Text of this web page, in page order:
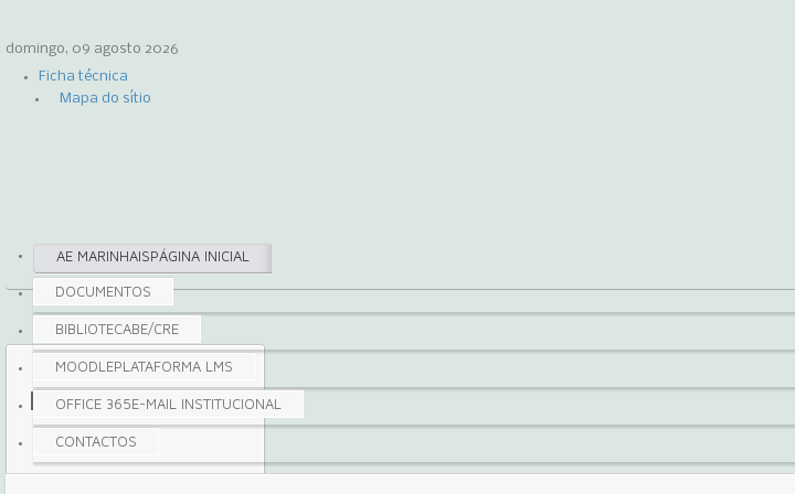
domingo, 09 agosto 2026
Ficha técnica
Mapa do sítio
AE MARINHAISPÁGINA INICIAL
DOCUMENTOS
BIBLIOTECABE/CRE
MOODLEPLATAFORMA LMS
OFFICE 365E-MAIL INSTITUCIONAL
CONTACTOS
Moodle